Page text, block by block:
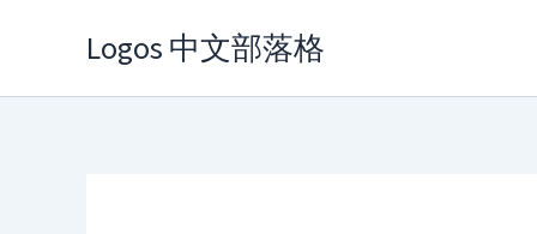
Logos 中文部落格